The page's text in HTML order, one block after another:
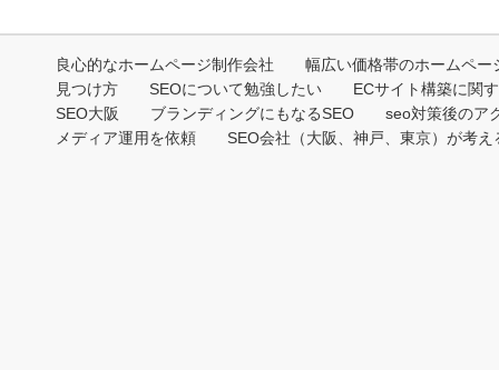
良心的なホームページ制作会社
幅広い価格帯のホームペー
見つけ方
SEOについて勉強したい
ECサイト構築に関
SEO大阪
ブランディングにもなるSEO
seo対策後のア
メディア運用を依頼
SEO会社（大阪、神戸、東京）が考